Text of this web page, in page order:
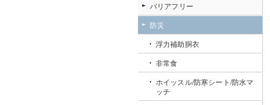
バリアフリー
防災
浮力補助胴衣
非常食
ホイッスル/防寒シート/防水マ
ッチ